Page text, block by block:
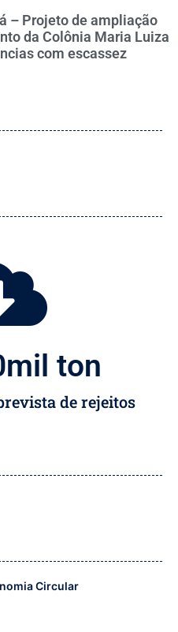
– Projeto de ampliação
da Colônia Maria Luiza
com escassez
de rejeitos
mil ton
Circular